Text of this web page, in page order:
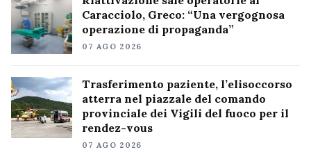
Caracciolo, Greco: “Una vergognosa
operazione di propaganda”
07 AGO 2026
Trasferimento paziente, l’elisoccorso
atterra nel piazzale del comando
provinciale dei Vigili del fuoco per il
rendez-vous
07 AGO 2026